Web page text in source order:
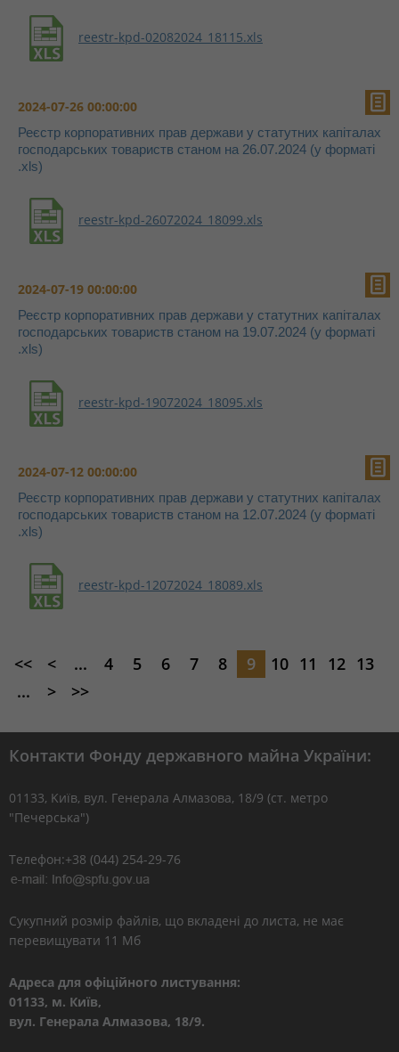
reestr-kpd-02082024_18115.xls
2024-07-26 00:00:00
Реєстр корпоративних прав держави у статутних капіталах
господарських товариств станом на 26.07.2024 (у форматі
.xls)
reestr-kpd-26072024_18099.xls
2024-07-19 00:00:00
Реєстр корпоративних прав держави у статутних капіталах
господарських товариств станом на 19.07.2024 (у форматі
.xls)
reestr-kpd-19072024_18095.xls
2024-07-12 00:00:00
Реєстр корпоративних прав держави у статутних капіталах
господарських товариств станом на 12.07.2024 (у форматі
.xls)
reestr-kpd-12072024_18089.xls
<< < ... 4 5 6 7 8 9 10 11 12 13
...
> >>
Контакти Фонду державного майна України:
01133, Kиїв, вул. Генерала Алмазова, 18/9 (ст. метро
"Печерська")
Телефон:+38 (044) 254-29-76
Сукупний розмір файлів, що вкладені до листа, не має
перевищувати 11 Мб
Адреса для офіційного листування:
01133, м. Київ,
вул. Генерала Алмазова, 18/9.